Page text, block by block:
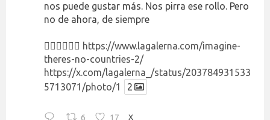
nos puede gustar más. Nos pirra ese rollo. Pero
no de ahora, de siempre
👉🏻👉🏻👉🏻 https://www.lagalerna.com/imagine-
theres-no-countries-2/
https://x.com/lagalerna_/status/203784931533
5713071/photo/1
2
6 17 X